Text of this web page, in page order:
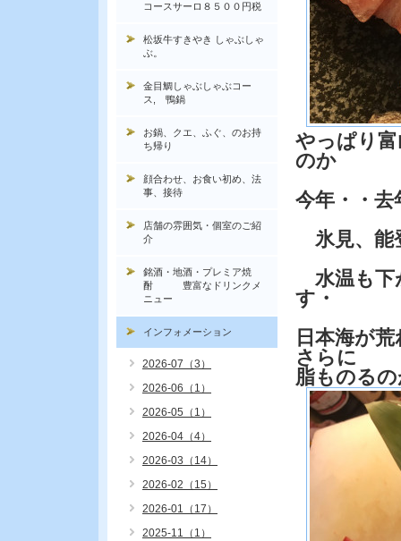
やっぱり
のか
今年・・
氷見、能
水温も下
す・
日本海が
さらに
脂ものる
コースサーロ８５００円税
松坂牛すきやき しゃぶしゃ
ぶ。
金目鯛しゃぶしゃぶコー
ス, 鴨鍋
お鍋、クエ、ふぐ、のお持
ち帰り
顔合わせ、お食い初め、法
事、接待
店舗の雰囲気・個室のご紹
介
銘酒・地酒・プレミア焼
酎 豊富なドリンクメ
ニュー
インフォメーション
2026-07（3）
2026-06（1）
2026-05（1）
2026-04（4）
2026-03（14）
2026-02（15）
2026-01（17）
2025-11（1）